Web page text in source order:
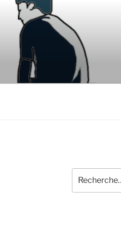
pour
: